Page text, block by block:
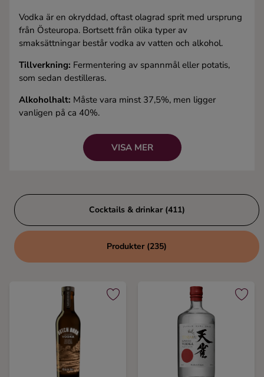
Tequila
Vodka
Whisky
Vodka är en okryddad, oftast olagrad sprit med ursprung
från Östeuropa. Bortsett från olika typer av
smaksättningar består vodka av vatten och alkohol.
Tillverkning: Fermentering av spannmål eller potatis,
som sedan destilleras.
Alkoholhalt: Måste vara minst 37,5%, men ligger
vanligen på ca 40%.
Bloody Mary,Cosmopolitan
och Vodka Martini.
VISA MER
Cocktails & drinkar (411)
Produkter (235)